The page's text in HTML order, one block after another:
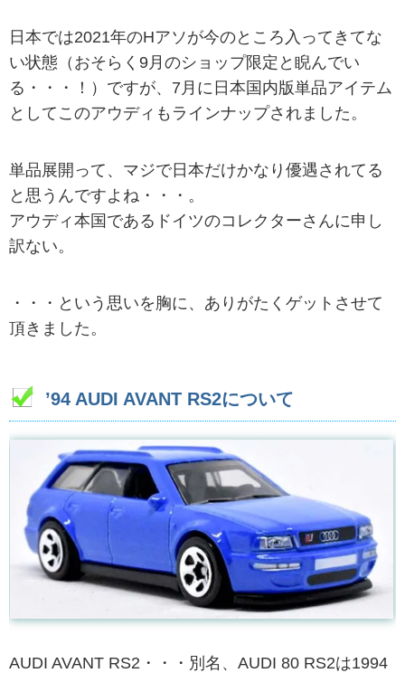
日本では2021年のHアソが今のところ入ってきてな
い状態（おそらく9月のショップ限定と睨んでい
る・・・！）ですが、7月に日本国内版単品アイテム
としてこのアウディもラインナップされました。
単品展開って、マジで日本だけかなり優遇されてる
と思うんですよね・・・。
アウディ本国であるドイツのコレクターさんに申し
訳ない。
・・・という思いを胸に、ありがたくゲットさせて
頂きました。
’94 AUDI AVANT RS2について
AUDI AVANT RS2・・・別名、AUDI 80 RS2は1994